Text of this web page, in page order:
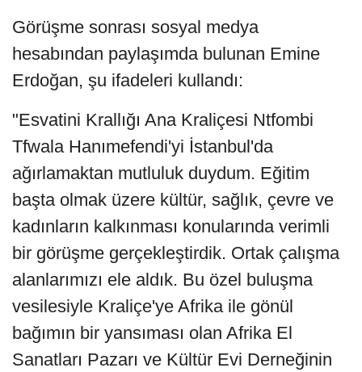
Görüşme sonrası sosyal medya
hesabından paylaşımda bulunan Emine
Erdoğan, şu ifadeleri kullandı:
"Esvatini Krallığı Ana Kraliçesi Ntfombi
Tfwala Hanımefendi'yi İstanbul'da
ağırlamaktan mutluluk duydum. Eğitim
başta olmak üzere kültür, sağlık, çevre ve
kadınların kalkınması konularında verimli
bir görüşme gerçekleştirdik. Ortak çalışma
alanlarımızı ele aldık. Bu özel buluşma
vesilesiyle Kraliçe'ye Afrika ile gönül
bağımın bir yansıması olan Afrika El
Sanatları Pazarı ve Kültür Evi Derneğinin